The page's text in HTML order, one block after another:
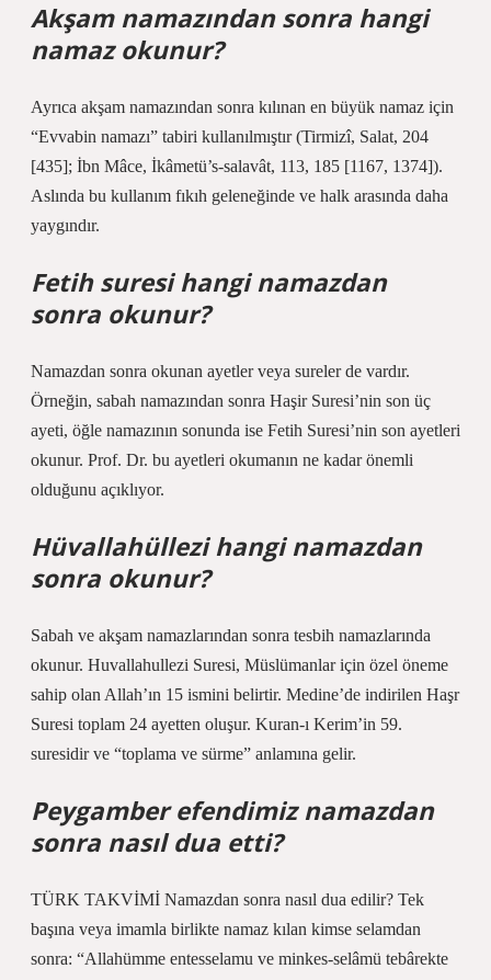
Akşam namazından sonra hangi
namaz okunur?
Ayrıca akşam namazından sonra kılınan en büyük namaz için
“Evvabin namazı” tabiri kullanılmıştır (Tirmizî, Salat, 204
[435]; İbn Mâce, İkâmetü’s-salavât, 113, 185 [1167, 1374]).
Aslında bu kullanım fıkıh geleneğinde ve halk arasında daha
yaygındır.
Fetih suresi hangi namazdan
sonra okunur?
Namazdan sonra okunan ayetler veya sureler de vardır.
Örneğin, sabah namazından sonra Haşir Suresi’nin son üç
ayeti, öğle namazının sonunda ise Fetih Suresi’nin son ayetleri
okunur. Prof. Dr. bu ayetleri okumanın ne kadar önemli
olduğunu açıklıyor.
Hüvallahüllezi hangi namazdan
sonra okunur?
Sabah ve akşam namazlarından sonra tesbih namazlarında
okunur. Huvallahullezi Suresi, Müslümanlar için özel öneme
sahip olan Allah’ın 15 ismini belirtir. Medine’de indirilen Haşr
Suresi toplam 24 ayetten oluşur. Kuran-ı Kerim’in 59.
suresidir ve “toplama ve sürme” anlamına gelir.
Peygamber efendimiz namazdan
sonra nasıl dua etti?
TÜRK TAKVİMİ Namazdan sonra nasıl dua edilir? Tek
başına veya imamla birlikte namaz kılan kimse selamdan
sonra: “Allahümme entesselamu ve minkes-selâmü tebârekte